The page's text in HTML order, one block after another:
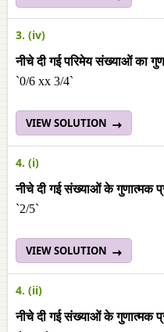
3. (iv)
नीचे दी गई परिमेय संख्याओं का
`0/6 xx 3/4`
VIEW SOLUTION
4. (i)
नीचे दी गई संख्याओं के गुणात्मक
`2/5`
VIEW SOLUTION
4. (ii)
नीचे दी गई संख्याओं के गुणात्मक